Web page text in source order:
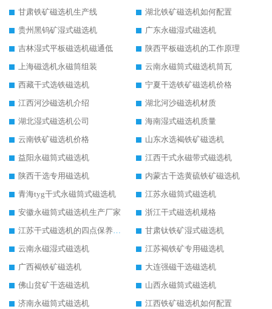
甘肃铁矿磁选机生产线
湖北铁矿磁选机如何配置
贵州黑钨矿湿式磁选机
广东永磁湿式磁选机
吉林湿式平板磁选机磁通低
陕西平板磁选机的工作原理
上海磁选机永磁筒组装
云南永磁筒式磁选机筒瓦
西藏干式选铁磁选机
宁夏干选铁矿磁选机价格
江西河沙磁选机介绍
湖北河沙磁选机材质
湖北湿式磁选机公司
海南湿式磁选机质量
云南铁矿磁选机价格
山东水选褐铁矿磁选机
益阳永磁筒式磁选机
江西干式永磁带式磁选机
陕西干选专用磁选机
内蒙古干选黄硫铁矿磁选机
青海tyg干式永磁筒式磁选机
江苏永磁筒式磁选机
安徽永磁筒式磁选机生产厂家
浙江干式磁选机规格
江苏干式磁选机的四点保养秘籍
甘肃钛铁矿湿式磁选机
云南永磁湿式磁选机
江苏褐铁矿专用磁选机
广西褐铁矿磁选机
大连强磁干选磁选机
佛山贫矿干选磁选机
山西永磁筒式磁选机
济南永磁筒式磁选机
江西铁矿磁选机如何配置